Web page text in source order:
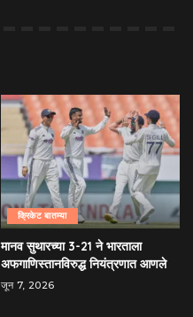
क्रिकेट बातम्या
मानव सुथारच्या 3-21 ने भारताला
अफगाणिस्तानविरुद्ध नियंत्रणात आणले
जून 7, 2026